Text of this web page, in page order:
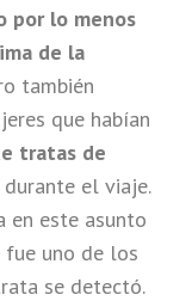
por lo menos
de la
también
que habían
tratas de
el viaje.
en este asunto
fue uno de los
se detectó.